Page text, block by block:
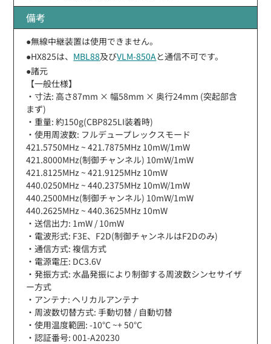
備考
●無線中継装置は使用できません。
●HX825は、 MBL88及びVLM-850Aと通信不可です。
●諸元
【一般仕様】
・寸法: 高さ87mm × 幅58mm × 奥行24mm (突起部含
まず)
・重量: 約150g(CBP825LI装着時)
・使用周波数: フルデュープレックスモード
421.5750MHz ~ 421.7875MHz 10mW/1mW
421.8000MHz(制御チャンネル) 10mW/1mW
421.8125MHz ~ 421.9125MHz 10mW
440.0250MHz ~ 440.2375MHz 10mW/1mW
440.2500MHz(制御チャンネル) 10mW/1mW
440.2625MHz ~ 440.3625MHz 10mW
・送信出力: 1mW / 10mW
・電波形式: F3E、F2D(制御チャンネルはF2Dのみ)
・通信方式: 複信方式
・電源電圧: DC3.6V
・発振方式: 水晶発振により制御する周波数シンセサイザ
ー方式
・アンテナ: ヘリカルアンテナ
・周波数切替方式: 手動切替 / 自動切替
・使用温度範囲: -10°C ~+ 50°C
・認証番号: 001-A20230